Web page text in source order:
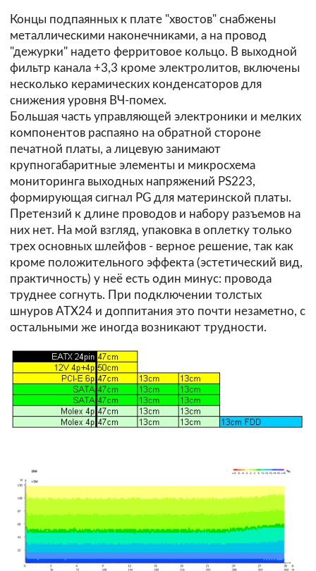
Концы подпаянных к плате "хвостов" снабжены
металлическими наконечниками, а на провод
"дежурки" надето ферритовое кольцо. В выходной
фильтр канала +3,3 кроме электролитов, включены
несколько керамических конденсаторов для
снижения уровня ВЧ-помех.
Большая часть управляющей электроники и мелких
компонентов распаяно на обратной стороне
печатной платы, а лицевую занимают
крупногабаритные элементы и микросхема
мониторинга выходных напряжений PS223,
формирующая сигнал PG для материнской платы.
Претензий к длине проводов и набору разъемов на
них нет. На мой взгляд, упаковка в оплетку только
трех основных шлейфов - верное решение, так как
кроме положительного эффекта (эстетический вид,
практичность) у неё есть один минус: провода
труднее согнуть. При подключении толстых
шнуров ATX24 и доппитания это почти незаметно, с
остальными же иногда возникают трудности.